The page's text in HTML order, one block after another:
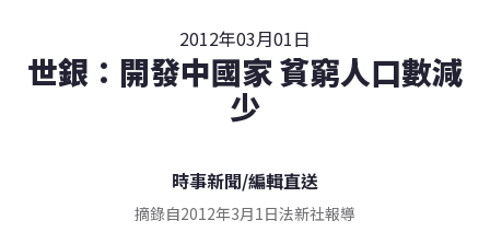
2012年03月01日
世銀：開發中國家 貧窮人口數減
少
時事新聞/編輯直送
摘錄自2012年3月1日法新社報導